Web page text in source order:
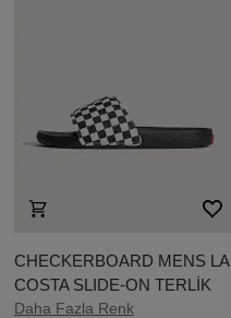
CHECKERBOARD MENS LA
COSTA SLIDE-ON TERLİK
Daha Fazla Renk